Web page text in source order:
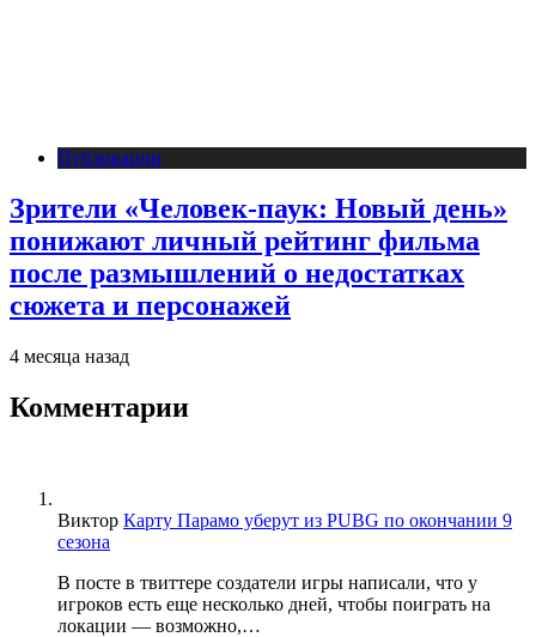
Публикации
Зрители «Человек-паук: Новый день»
понижают личный рейтинг фильма
после размышлений о недостатках
сюжета и персонажей
4 месяца назад
Комментарии
Виктор Карту Парамо уберут из PUBG по окончании 9
сезона
В посте в твиттере создатели игры написали, что у
игроков есть еще несколько дней, чтобы поиграть на
локации — возможно,…